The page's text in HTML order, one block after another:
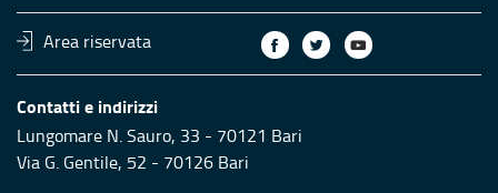
Area riservata
Contatti e indirizzi
Lungomare N. Sauro, 33 - 70121 Bari
Via G. Gentile, 52 - 70126 Bari